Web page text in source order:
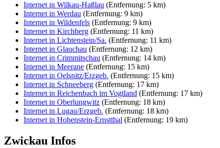
Internet in Wilkau-Haßlau (Entfernung: 5 km)
Internet in Werdau (Entfernung: 9 km)
Internet in Wildenfels (Entfernung: 9 km)
Internet in Kirchberg (Entfernung: 11 km)
Internet in Lichtenstein/Sa. (Entfernung: 11 km)
Internet in Glauchau (Entfernung: 12 km)
Internet in Crimmitschau (Entfernung: 14 km)
Internet in Meerane (Entfernung: 15 km)
Internet in Oelsnitz/Erzgeb. (Entfernung: 15 km)
Internet in Schneeberg (Entfernung: 17 km)
Internet in Reichenbach im Vogtland (Entfernung: 17 km)
Internet in Oberlungwitz (Entfernung: 18 km)
Internet in Lugau/Erzgeb. (Entfernung: 18 km)
Internet in Hohenstein-Ernstthal (Entfernung: 19 km)
Zwickau Infos